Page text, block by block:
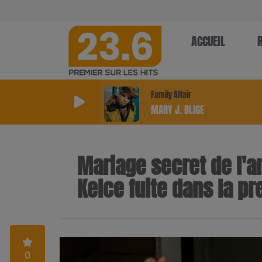
ACCUEIL
Family Affair
MARY J. BLIGE
Mariage secret de
Kelce fuite dans la
0